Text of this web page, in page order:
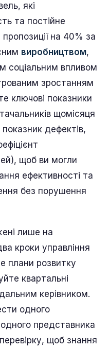
які
та постійне
на 40% за
виробництвом,
соціальним впливом
зростанням
ключові показники
щомісяця
показник дефектів,
щоб ви могли
ефективності та
без порушення
лише на
кроки управління
плани розвитку
квартальні
керівником.
одного
представника
щоб знання